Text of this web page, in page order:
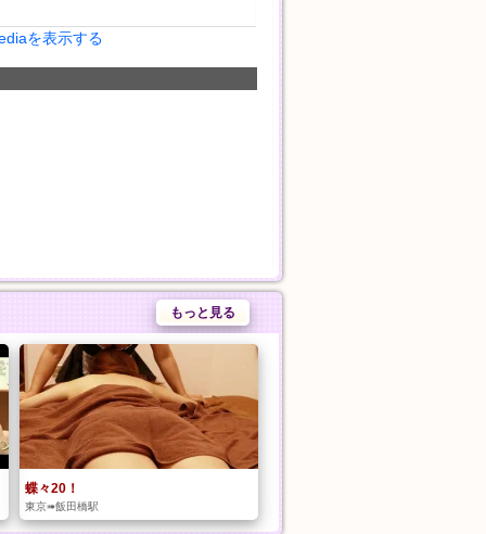
を表示する
もっと見る
蝶々20！
東京➠飯田橋駅